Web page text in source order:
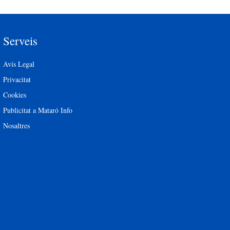
Serveis
Avís Legal
Privacitat
Cookies
Publicitat a Mataró Info
Nosaltres